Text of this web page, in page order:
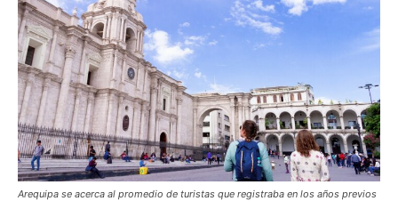
Arequipa se acerca al promedio de turistas que registraba en los años previos